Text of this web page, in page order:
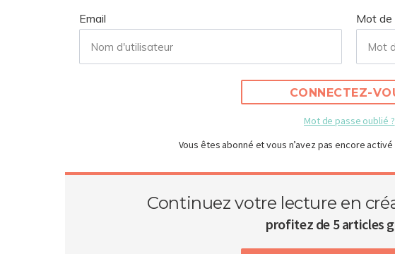
Email Mot de
CONNECTEZ-
Mot de passe oublié ?
Vous êtes abonné et vous n’avez pas encore
Continuez votre lecture en
profitez de 5 articles